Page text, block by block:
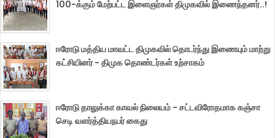
100-க்கும் மேற்பட்ட இளைஞர்கள் திமுகவில் இணைந்தனர்..!
ஈரோடு மத்திய மாவட்ட திமுகவில் தொடர்ந்து இணையும் மாற்று
கட்சியினர் - திமுக தொண்டர்கள் உற்சாகம்
ஈரோடு தாலுக்கா காவல் நிலையம் - சட்டவிரோதமாக கஞ்சா
செடி வளர்த்தியநபர் கைது